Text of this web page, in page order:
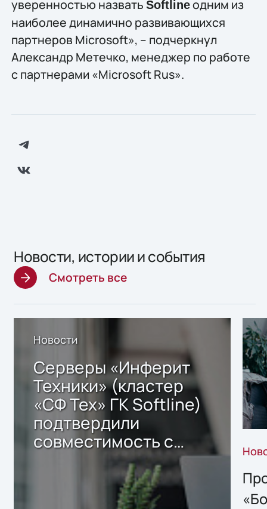
уверенностью назвать Softlineодним из
наиболее динамично развивающихся
партнеров Microsoft», – подчеркнул
Александр Метечко, менеджер по работе
с партнерами «Microsoft Rus».
Новости, истории и события
Смотреть все
Новости
Серверы «Инферит
Техники» (кластер
«СФ Тех» ГК Softline)
подтвердили
совместимость с
решением Sharx
Storage 2.x для
хранения данных